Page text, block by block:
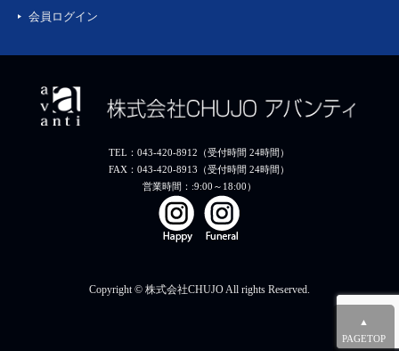
▲
PAGETOP
会員ログイン
TEL：043-420-8912（受付時間 24時間）
FAX：043-420-8913（受付時間 24時間）
営業時間：:9:00～18:00）
Copyright © 株式会社CHUJO All rights Reserved.